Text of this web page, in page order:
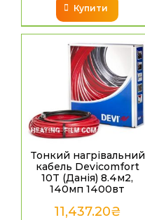
Купити
Тонкий нагрівальний
кабель Devicomfort
10T (Данія) 8.4м2,
140мп 1400вт
11,437.20₴